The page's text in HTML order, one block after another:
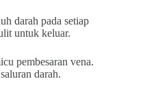
darah pada setiap
untuk keluar.
pembesaran vena.
darah.